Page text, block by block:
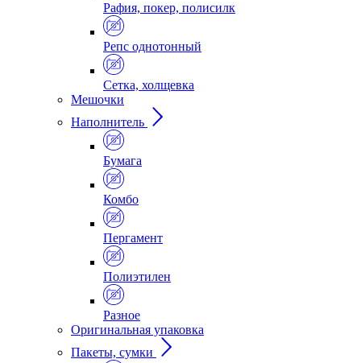
Рафия, покер, полисилк
Репс однотонный
Сетка, холщевка
Мешочки
Наполнитель
Бумага
Комбо
Пергамент
Полиэтилен
Разное
Оригинальная упаковка
Пакеты, сумки